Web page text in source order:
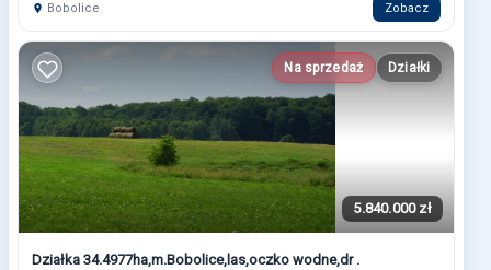
Bobolice Zobacz
Na sprzedaż Działki
5.840.000 zł
Działka 34.4977ha,m.Bobolice,las,oczko wodne,dr .